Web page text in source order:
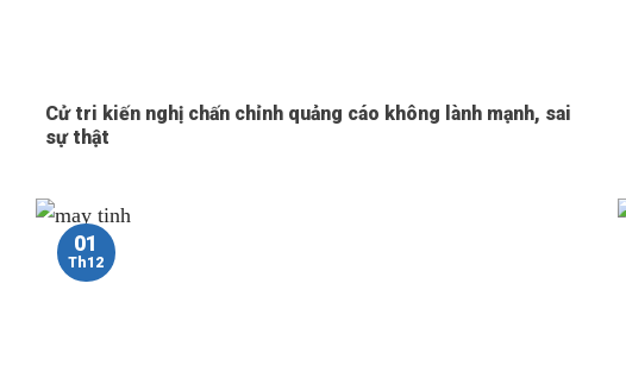
Cử tri kiến nghị chấn chỉnh quảng cáo không lành mạnh, sai
sự thật
01
Th12